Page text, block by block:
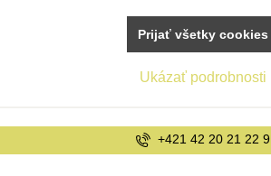
+421 42 20 21 22 9
Ukázať podrobnosti
Prijať všetky cookies